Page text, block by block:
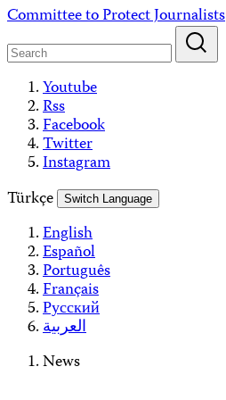
Skip
content
Committee to Protect Journalists
Youtube
Rss
Facebook
Twitter
Instagram
Türkçe
Switch Language
English
Español
Português
Français
Русский
العربية
News